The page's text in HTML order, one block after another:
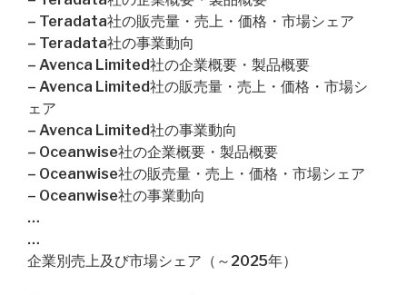
– Teradata社の販売量・売上・価格・市場シェア
– Teradata社の事業動向
– Avenca Limited社の企業概要・製品概要
– Avenca Limited社の販売量・売上・価格・市場シ
ェア
– Avenca Limited社の事業動向
– Oceanwise社の企業概要・製品概要
– Oceanwise社の販売量・売上・価格・市場シェア
– Oceanwise社の事業動向
…
…
企業別売上及び市場シェア（～2025年）